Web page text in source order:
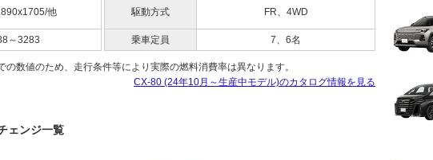
他 駆動方式 FR、4WD
～3283 乗車定員 7、6名
数値のため、走行条件等により実際の燃料消費率は異なります。
CX-80 (24年10月～生産中モデル)のカタログ情報を見る
ェンジ一覧